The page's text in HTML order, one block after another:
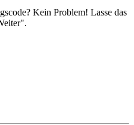
Kein Problem! Lasse das